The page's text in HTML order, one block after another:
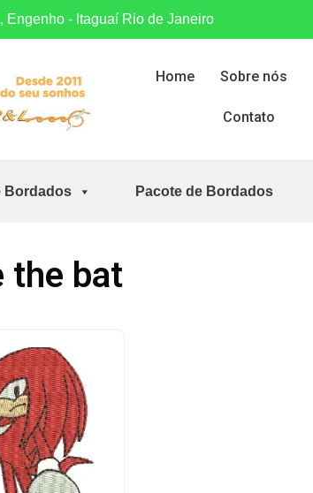
Engenho - Itaguaí Rio de Janeiro
Home Sobre nós
Contato
Bordados Pacote de Bordados
the bat